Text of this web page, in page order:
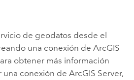
de geodatos desde el
una conexión de ArcGIS
obtener más información
una conexión de ArcGIS Server,